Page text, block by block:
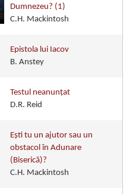
Dumnezeu? (1)
C.H. Mackintosh
Epistola lui Iacov
B. Anstey
Testul neanunțat
D.R. Reid
Eşti tu un ajutor sau un
obstacol în Adunare
(Biserică)?
C.H. Mackintosh